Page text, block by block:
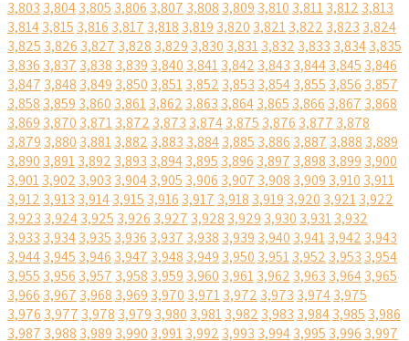
3,803 3,8043,805 3,806 3,807 3,808 3,809 3,810 3,8113,812 3,813
3,8143,815 3,816 3,817 3,818 3,819 3,820 3,8213,822 3,823 3,824
3,825 3,826 3,827 3,828 3,829 3,830 3,8313,832 3,833 3,8343,835
3,836 3,837 3,838 3,839 3,840 3,8413,842 3,843 3,8443,845 3,846
3,847 3,848 3,849 3,850 3,8513,852 3,853 3,8543,855 3,856 3,857
3,858 3,859 3,860 3,8613,862 3,863 3,8643,865 3,866 3,867 3,868
3,869 3,870 3,8713,872 3,873 3,8743,875 3,876 3,877 3,878
3,879 3,880 3,8813,882 3,883 3,8843,885 3,886 3,887 3,888 3,889
3,890 3,8913,892 3,893 3,8943,895 3,896 3,897 3,898 3,899 3,900
3,9013,902 3,903 3,9043,905 3,906 3,907 3,908 3,909 3,910 3,911
3,912 3,913 3,9143,915 3,916 3,917 3,918 3,919 3,920 3,9213,922
3,923 3,9243,925 3,926 3,927 3,928 3,929 3,930 3,9313,932
3,933 3,9343,935 3,936 3,937 3,938 3,939 3,940 3,9413,942 3,943
3,9443,945 3,946 3,947 3,948 3,949 3,950 3,9513,952 3,953 3,954
3,955 3,956 3,957 3,958 3,959 3,960 3,9613,962 3,963 3,9643,965
3,966 3,967 3,968 3,969 3,970 3,9713,972 3,973 3,9743,975
3,976 3,977 3,978 3,979 3,980 3,9813,982 3,983 3,9843,985 3,986
3,987 3,988 3,989 3,990 3,9913,992 3,993 3,9943,995 3,996 3,997